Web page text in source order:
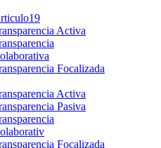
Activa
Focalizada
Activa
Pasiva
Focalizada